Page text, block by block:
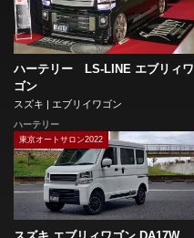
ハーテリー LS-LINE エブリィワ
ゴン
スズキ | エブリイワゴン
ハーテリー
東京オートサロン2022